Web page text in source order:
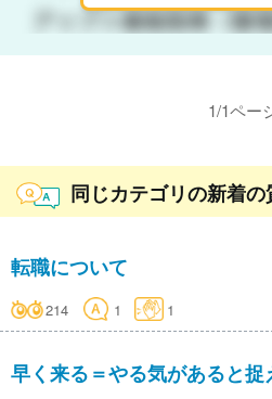
1/1ペー
同じカテゴリの新着の
転職について
214 1 1
早く来る＝やる気があると